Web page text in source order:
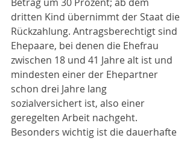
Betrag um 30 Prozent; ab dem
dritten Kind übernimmt der Staat die
Rückzahlung. Antragsberechtigt sind
Ehepaare, bei denen die Ehefrau
zwischen 18 und 41 Jahre alt ist und
mindesten einer der Ehepartner
schon drei Jahre lang
sozialversichert ist, also einer
geregelten Arbeit nachgeht.
Besonders wichtig ist die dauerhafte